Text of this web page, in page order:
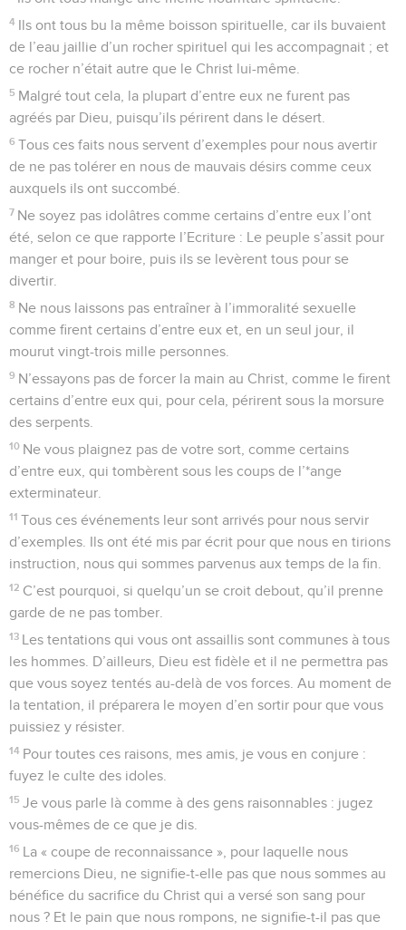
4 Ils ont tous bu la même boisson spirituelle, car ils buvaient
de l’eau jaillie d’un rocher spirituel qui les accompagnait ; et
ce rocher n’était autre que le Christ lui-même.
5 Malgré tout cela, la plupart d’entre eux ne furent pas
agréés par Dieu, puisqu’ils périrent dans le désert.
6 Tous ces faits nous servent d’exemples pour nous avertir
de ne pas tolérer en nous de mauvais désirs comme ceux
auxquels ils ont succombé.
7 Ne soyez pas idolâtres comme certains d’entre eux l’ont
été, selon ce que rapporte l’Ecriture : Le peuple s’assit pour
manger et pour boire, puis ils se levèrent tous pour se
divertir.
8 Ne nous laissons pas entraîner à l’immoralité sexuelle
comme firent certains d’entre eux et, en un seul jour, il
mourut vingt-trois mille personnes.
9 N’essayons pas de forcer la main au Christ, comme le firent
certains d’entre eux qui, pour cela, périrent sous la morsure
des serpents.
10 Ne vous plaignez pas de votre sort, comme certains
d’entre eux, qui tombèrent sous les coups de l’*ange
exterminateur.
11 Tous ces événements leur sont arrivés pour nous servir
d’exemples. Ils ont été mis par écrit pour que nous en tirions
instruction, nous qui sommes parvenus aux temps de la fin.
12 C’est pourquoi, si quelqu’un se croit debout, qu’il prenne
garde de ne pas tomber.
13 Les tentations qui vous ont assaillis sont communes à tous
les hommes. D’ailleurs, Dieu est fidèle et il ne permettra pas
que vous soyez tentés au-delà de vos forces. Au moment de
la tentation, il préparera le moyen d’en sortir pour que vous
puissiez y résister.
14 Pour toutes ces raisons, mes amis, je vous en conjure :
fuyez le culte des idoles.
15 Je vous parle là comme à des gens raisonnables : jugez
vous-mêmes de ce que je dis.
16 La « coupe de reconnaissance », pour laquelle nous
remercions Dieu, ne signifie-t-elle pas que nous sommes au
bénéfice du sacrifice du Christ qui a versé son sang pour
nous ? Et le pain que nous rompons, ne signifie-t-il pas que